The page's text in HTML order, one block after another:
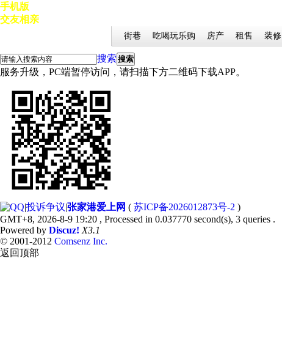
手机版
交友相亲
街巷 吃喝玩乐购 房产 租售 装修
搜索 搜索
服务升级，PC端暂停访问，请扫描下方二维码下载APP。
|投诉争议|张家港爱上网 ( 苏ICP备2026012873号-2 )
GMT+8, 2026-8-9 19:20 , Processed in 0.037770 second(s), 3 queries .
Powered by Discuz! X3.1
© 2001-2012 Comsenz Inc.
返回顶部